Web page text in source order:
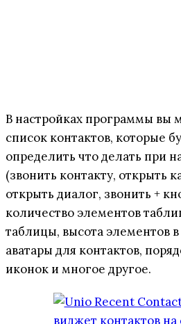
В настройках программы вы
список контактов, которые
определить что делать при
(звонить контакту, открыть
открыть диалог, звонить +
количество элементов
таблицы, высота элементов
аватары для контактов,
иконок и многое другое.